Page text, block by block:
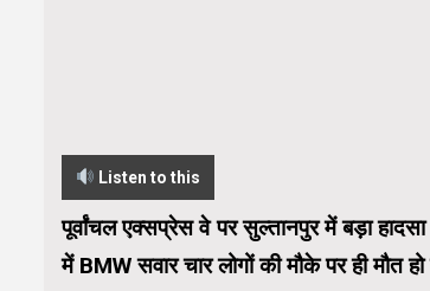
Listen to this
पूर्वांचल एक्सप्रेस वे पर सुल्तानपुर में बड़ा
में BMW सवार चार लोगों की मौके पर ही